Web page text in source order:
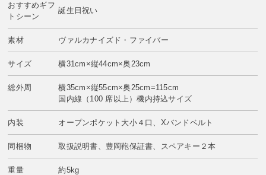
おすすめギフ
トシーン
誕生日祝い
素材 ヴァルカナイズド・ファイバー
サイズ 横31cm×縦44cm×奥23cm
総外周
横35cm×縦55cm×奥25cm=115cm
国内線（100 席以上）機内持込サイズ
内装 オープンポケット大小４口、Xバンドベルト
同梱物 取扱説明書、豊岡鞄保証書、スペアキー２本
重量 約5kg